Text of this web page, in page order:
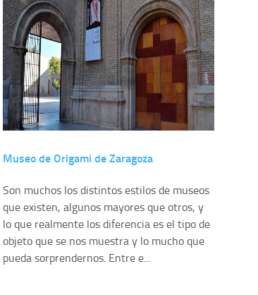
Museo de Origami de Zaragoza
Son muchos los distintos estilos de museos
que existen, algunos mayores que otros, y
lo que realmente los diferencia es el tipo de
objeto que se nos muestra y lo mucho que
pueda sorprendernos. Entre e...